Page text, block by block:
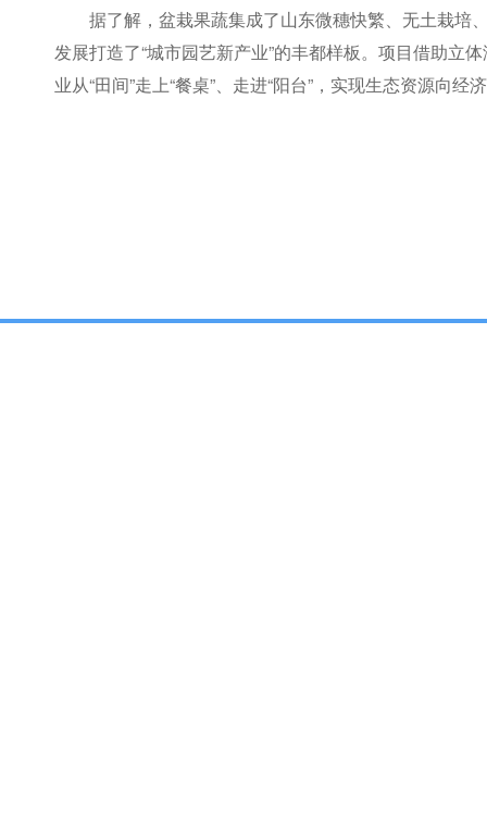
据了解，盆栽果蔬集成了山东微穗快繁、无土栽培
发展打造了“城市园艺新产业”的丰都样板。项目借助立
业从“田间”走上“餐桌”、走进“阳台”，实现生态资源向经